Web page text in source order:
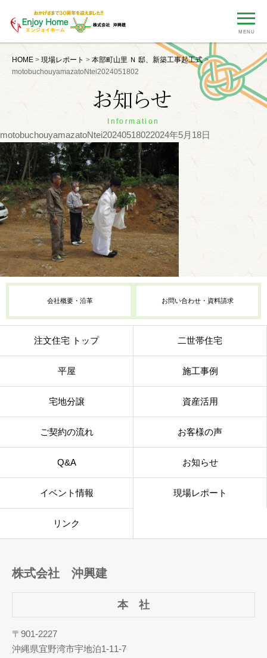
MENU
HOME > 現場レポート > 本部町山里 Ｎ 邸、新築工事起工式>
motobuchouyamazatoNtei2024051802
Information
motobuchouyamazatoNtei20240518022024年5月18日
会社概要・沿革 お問い合わせ・資料請求
注文住宅 トップ 二世帯住宅
平屋 施工事例
宅地分譲 資産活用
ご契約の流れ お客様の声
Q&A お知らせ
イベント情報 現場レポート
リンク
株式会社 沖興建
本 社
〒901-2227
沖縄県宜野湾市宇地泊1-11-7